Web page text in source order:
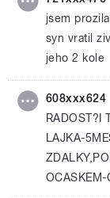
jsem
syn vratil
jeho 2 kole
608xxx624
RADOST?I
LAJKA-
OCASKEM-